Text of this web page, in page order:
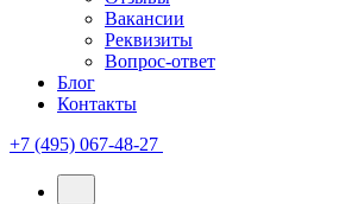
Вакансии
Реквизиты
Вопрос-ответ
Блог
Контакты
+7 (495) 067-48-27